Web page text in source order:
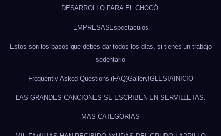
DESARROLLO PARA EL CHOCÓ.
EMPRESAS Espectaculos
Estos son los pasos que debes dar todos los días, si tienes un trabajo
sedentario
Frequently Asked Questions (FAQ)GalleryIGLESIAINICIO
LAS GRANDES CANCIONES SE ESCRIBEN EN SERVILLETAS.
MAS CATEGORIAS